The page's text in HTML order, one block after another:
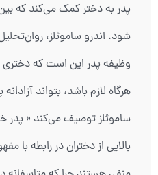
پدر به دختر کمک می‌کند که
شود. اندرو ساموئلز،
وظیفه پدر این است که دختری
هرگاه لازم باشد، بتواند
ساموئلز توصیف می‌کند « پدر
بالایی از دختران در رابطه با